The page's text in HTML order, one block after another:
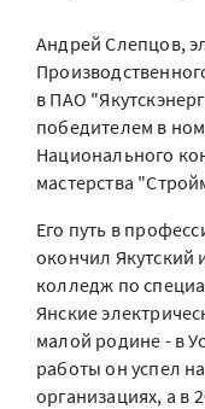
Андрей Слепцов,
в ПАО
победителем в
Национального
мастерства
Его путь в
окончил Якутский
колледж по
Янские
малой родине - в
работы он успел
организациях, а в